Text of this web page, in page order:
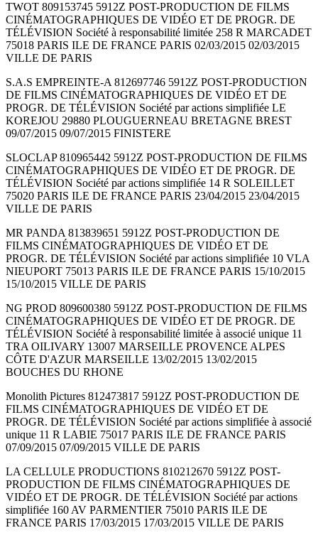
TWOT 809153745 5912Z POST-PRODUCTION DE FILMS
CINÉMATOGRAPHIQUES DE VIDÉO ET DE PROGR. DE
TÉLÉVISION Société à responsabilité limitée 258 R MARCADET
75018 PARIS ILE DE FRANCE PARIS 02/03/2015 02/03/2015
VILLE DE PARIS
S.A.S EMPREINTE-A 812697746 5912Z POST-PRODUCTION
DE FILMS CINÉMATOGRAPHIQUES DE VIDÉO ET DE
PROGR. DE TÉLÉVISION Société par actions simplifiée LE
KOREJOU 29880 PLOUGUERNEAU BRETAGNE BREST
09/07/2015 09/07/2015 FINISTERE
SLOCLAP 810965442 5912Z POST-PRODUCTION DE FILMS
CINÉMATOGRAPHIQUES DE VIDÉO ET DE PROGR. DE
TÉLÉVISION Société par actions simplifiée 14 R SOLEILLET
75020 PARIS ILE DE FRANCE PARIS 23/04/2015 23/04/2015
VILLE DE PARIS
MR PANDA 813839651 5912Z POST-PRODUCTION DE
FILMS CINÉMATOGRAPHIQUES DE VIDÉO ET DE
PROGR. DE TÉLÉVISION Société par actions simplifiée 10 VLA
NIEUPORT 75013 PARIS ILE DE FRANCE PARIS 15/10/2015
15/10/2015 VILLE DE PARIS
NG PROD 809600380 5912Z POST-PRODUCTION DE FILMS
CINÉMATOGRAPHIQUES DE VIDÉO ET DE PROGR. DE
TÉLÉVISION Société à responsabilité limitée à associé unique 11
TRA OILIVARY 13007 MARSEILLE PROVENCE ALPES
CÔTE D'AZUR MARSEILLE 13/02/2015 13/02/2015
BOUCHES DU RHONE
Monolith Pictures 812473817 5912Z POST-PRODUCTION DE
FILMS CINÉMATOGRAPHIQUES DE VIDÉO ET DE
PROGR. DE TÉLÉVISION Société par actions simplifiée à associé
unique 11 R LABIE 75017 PARIS ILE DE FRANCE PARIS
07/09/2015 07/09/2015 VILLE DE PARIS
LA CELLULE PRODUCTIONS 810212670 5912Z POST-
PRODUCTION DE FILMS CINÉMATOGRAPHIQUES DE
VIDÉO ET DE PROGR. DE TÉLÉVISION Société par actions
simplifiée 160 AV PARMENTIER 75010 PARIS ILE DE
FRANCE PARIS 17/03/2015 17/03/2015 VILLE DE PARIS